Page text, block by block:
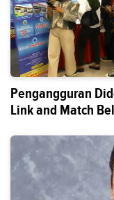
Pengangguran
Link and Match